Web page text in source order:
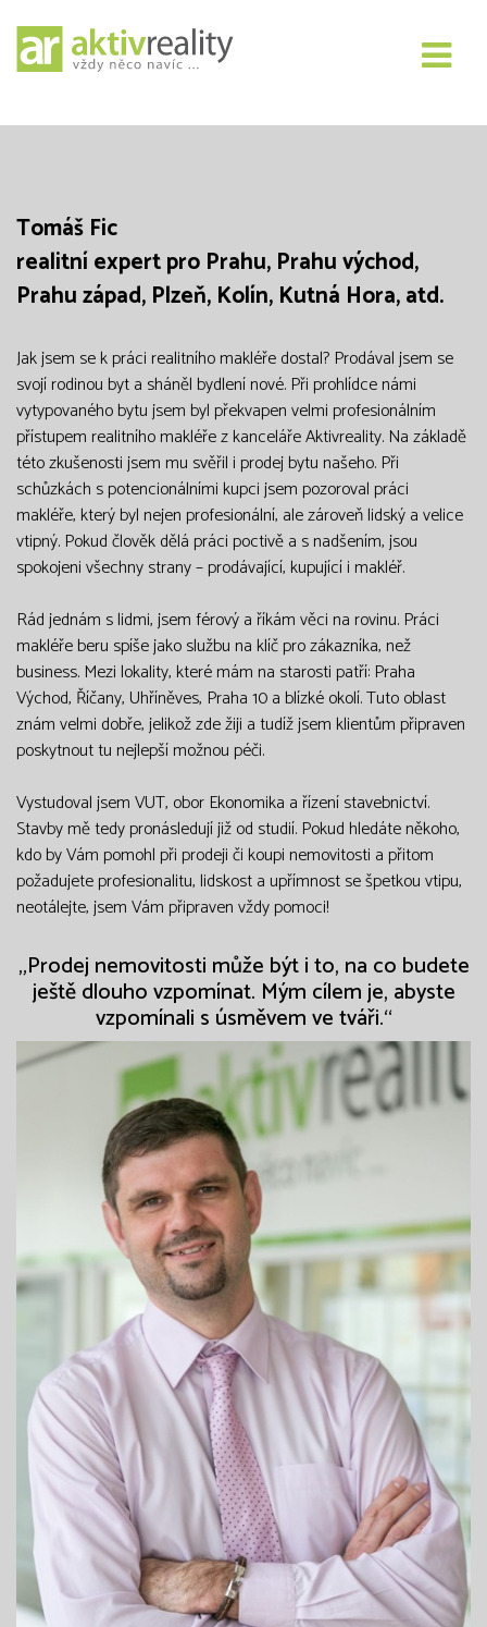
Tomáš Fic
realitní expert pro Prahu, Prahu východ,
Prahu západ, Plzeň, Kolín, Kutná Hora, atd.
Jak jsem se k práci realitního makléře dostal? Prodával jsem se
svojí rodinou byt a sháněl bydlení nové. Při prohlídce námi
vytypovaného bytu jsem byl překvapen velmi profesionálním
přístupem realitního makléře z kanceláře Aktivreality. Na základě
této zkušenosti jsem mu svěřil i prodej bytu našeho. Při
schůzkách s potencionálními kupci jsem pozoroval práci
makléře, který byl nejen profesionální, ale zároveň lidský a velice
vtipný. Pokud člověk dělá práci poctivě a s nadšením, jsou
spokojeni všechny strany – prodávající, kupující i makléř.
Rád jednám s lidmi, jsem férový a říkám věci na rovinu. Práci
makléře beru spíše jako službu na klíč pro zákazníka, než
business. Mezi lokality, které mám na starosti patří: Praha
Východ, Říčany, Uhříněves, Praha 10 a blízké okolí. Tuto oblast
znám velmi dobře, jelikož zde žiji a tudíž jsem klientům připraven
poskytnout tu nejlepší možnou péči.
Vystudoval jsem VUT, obor Ekonomika a řízení stavebnictví.
Stavby mě tedy pronásledují již od studií. Pokud hledáte někoho,
kdo by Vám pomohl při prodeji či koupi nemovitosti a přitom
požadujete profesionalitu, lidskost a upřímnost se špetkou vtipu,
neotálejte, jsem Vám připraven vždy pomoci!
„Prodej nemovitosti může být i to, na co budete
ještě dlouho vzpomínat. Mým cílem je, abyste
vzpomínali s úsměvem ve tváři.“